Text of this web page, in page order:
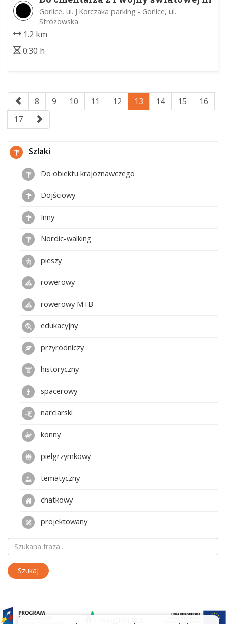
91
Gorlice, ul. J.Korczaka parking - Gorlice, ul.
Stróżowska
1.2 km
0:30 h
8 9 10 11 12 13 14 15
16
17
Szlaki
Do obiektu krajoznawczego
Dojściowy
Inny
Nordic-walking
pieszy
rowerowy
rowerowy MTB
edukacyjny
przyrodniczy
historyczny
spacerowy
narciarski
konny
pielgrzymkowy
tematyczny
chatkowy
projektowany